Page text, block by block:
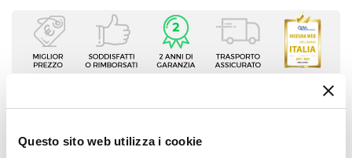
Questo sito web utilizza i cookie
a riempire i tuoi spazi all'aperto di piante e fiori
colorati!
Caratteristiche
Tipologia
Portavaso
34 x 24 cm
Ti suggeriamo anche